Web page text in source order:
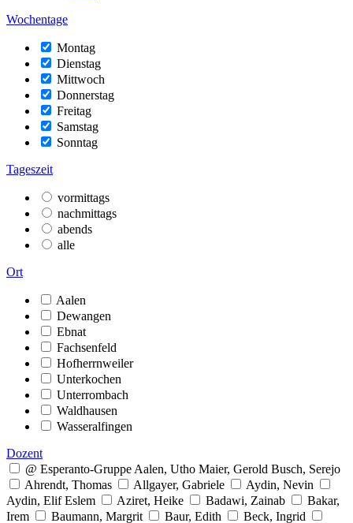
Wochentage
Montag
Dienstag
Mittwoch
Donnerstag
Freitag
Samstag
Sonntag
Tageszeit
vormittags
nachmittags
abends
alle
Ort
Aalen
Dewangen
Ebnat
Fachsenfeld
Hofherrnweiler
Unterkochen
Unterrombach
Waldhausen
Wasseralfingen
Dozent
@ Esperanto-Gruppe Aalen, Utho Maier, Gerold Busch, Serejo
Ahrendt, Thomas
Allgayer, Gabriele
Aydin, Nevin
Aydin, Elif Eslem
Aziret, Heike Badawi, Zainab
Bakar,
Irem
Baumann, Margrit Baur, Edith
Beck, Ingrid